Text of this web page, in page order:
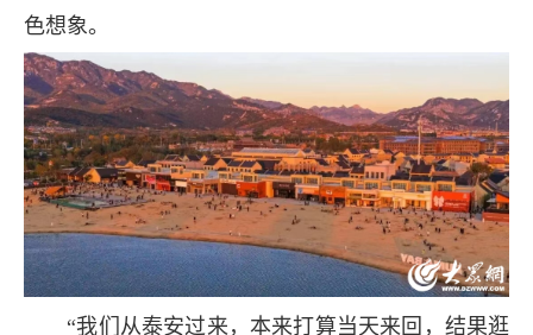
色想象。
“我们从泰安过来，本来打算当天来回，结果逛